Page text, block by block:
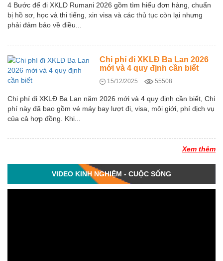
4 Bước để đi XKLD Rumani 2026 gồm tìm hiểu đơn hàng, chuẩn
bị hồ sơ, học và thi tiếng, xin visa và các thủ tục còn lại nhưng
phải đảm bảo về điều...
Chi phí đi XKLĐ Ba Lan 2026
mới và 4 quy định cần biết
15/12/2025 55508
Chi phí đi XKLĐ Ba Lan năm 2026 mới và 4 quy định cần biết, Chi
phí này đã bao gồm vé máy bay lượt đi, visa, môi giới, phí dịch vụ
của cả hợp đồng. Khi...
Xem thêm
VIDEO KINH NGHIỆM - CUỘC SỐNG